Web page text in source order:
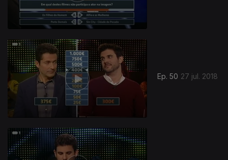
Ep. 50 27 jul. 2018